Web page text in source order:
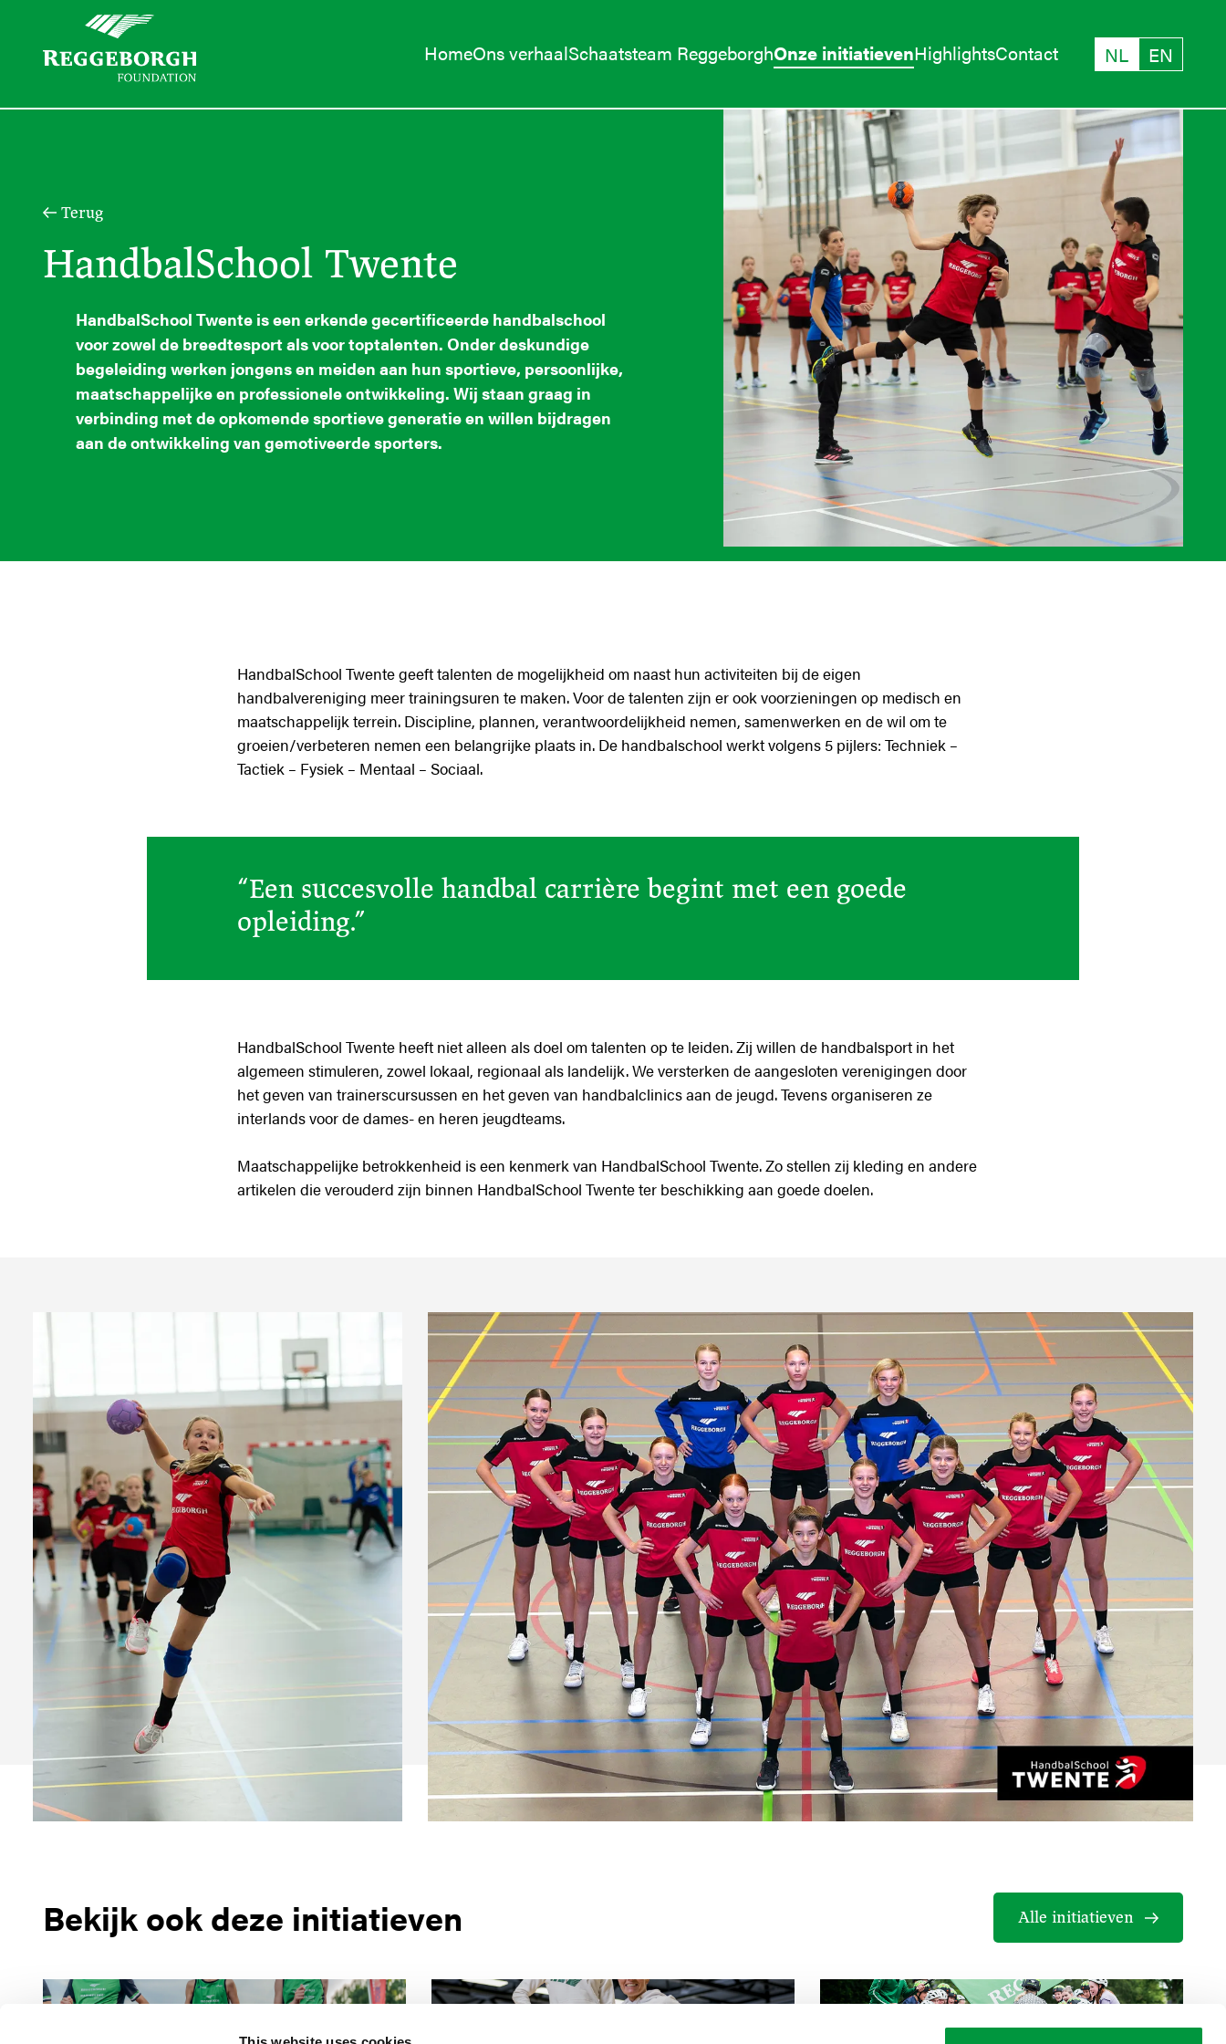
HomeOns verhaalSchaatsteam ReggeborghOnze initiatievenHighlightsContact NL EN
Terug
HandbalSchool Twente
HandbalSchool Twente is een erkende gecertificeerde handbalschool
voor zowel de breedtesport als voor toptalenten. Onder deskundige
begeleiding werken jongens en meiden aan hun sportieve, persoonlijke,
maatschappelijke en professionele ontwikkeling. Wij staan graag in
verbinding met de opkomende sportieve generatie en willen bijdragen
aan de ontwikkeling van gemotiveerde sporters.
HandbalSchool Twente geeft talenten de mogelijkheid om naast hun activiteiten bij de eigen
handbalvereniging meer trainingsuren te maken. Voor de talenten zijn er ook voorzieningen op medisch en
maatschappelijk terrein. Discipline, plannen, verantwoordelijkheid nemen, samenwerken en de wil om te
groeien/verbeteren nemen een belangrijke plaats in. De handbalschool werkt volgens 5 pijlers: Techniek –
Tactiek – Fysiek – Mentaal – Sociaal.
“Een succesvolle handbal carrière begint met een goede
opleiding.”
HandbalSchool Twente heeft niet alleen als doel om talenten op te leiden. Zij willen de handbalsport in het
algemeen stimuleren, zowel lokaal, regionaal als landelijk. We versterken de aangesloten verenigingen door
het geven van trainerscursussen en het geven van handbalclinics aan de jeugd. Tevens organiseren ze
interlands voor de dames- en heren jeugdteams.
Maatschappelijke betrokkenheid is een kenmerk van HandbalSchool Twente. Zo stellen zij kleding en andere
artikelen die verouderd zijn binnen HandbalSchool Twente ter beschikking aan goede doelen.
Bekijk ook deze initiatieven Alle initiatieven